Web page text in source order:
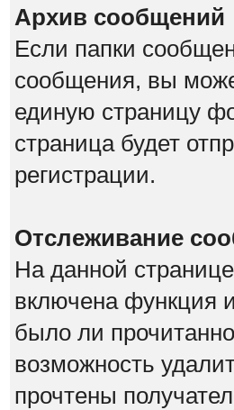
Архив сообщений
Если папки
сообщения, вы
единую страницу
страница будет
регистрации.
Отслеживание
На данной
включена функция
было ли
возможность
прочтены